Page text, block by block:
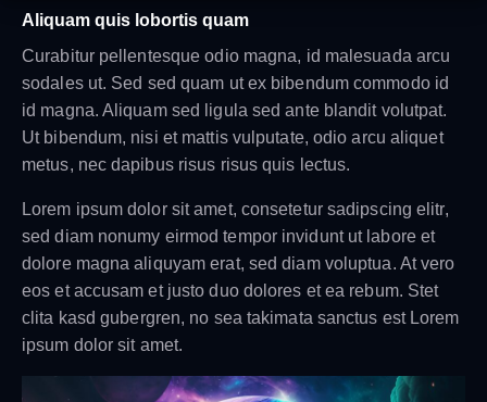
Aliquam quis lobortis quam
Curabitur pellentesque odio magna, id malesuada arcu
sodales ut. Sed sed quam ut ex bibendum commodo id
id magna. Aliquam sed ligula sed ante blandit volutpat.
Ut bibendum, nisi et mattis vulputate, odio arcu aliquet
metus, nec dapibus risus risus quis lectus.
Lorem ipsum dolor sit amet, consetetur sadipscing elitr,
sed diam nonumy eirmod tempor invidunt ut labore et
dolore magna aliquyam erat, sed diam voluptua. At vero
eos et accusam et justo duo dolores et ea rebum. Stet
clita kasd gubergren, no sea takimata sanctus est Lorem
ipsum dolor sit amet.